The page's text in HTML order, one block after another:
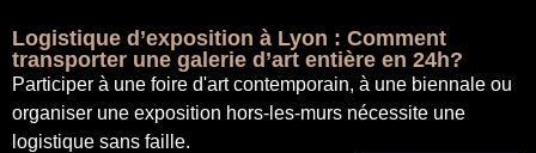
Logistique d’exposition à Lyon : Comment
transporter une galerie d’art entière en 24h?
Participer à une foire d'art contemporain, à une biennale ou
organiser une exposition hors-les-murs nécessite une
logistique sans faille.